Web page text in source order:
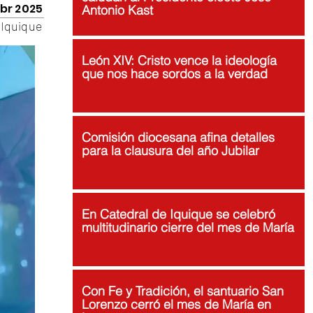
2025
Iquique
Antonio Kast
León XIV: Cristo vence la ideología
que nos hace sordos a la verdad
Comisión diocesana afina detalles
para la clausura del año Jubilar
En Catedral de Iquique se celebró
multitudinario cierre del mes de María
Con Fe y Tradición, el santuario San
Lorenzo cerró el mes de María en